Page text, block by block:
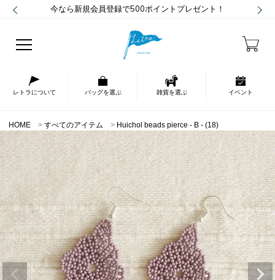
今なら新規会員登録で500ポイントプレゼント！
レトラについて バッグを選ぶ 雑貨を選ぶ イベント
HOME すべてのアイテム Huichol beads pierce - B - (18)